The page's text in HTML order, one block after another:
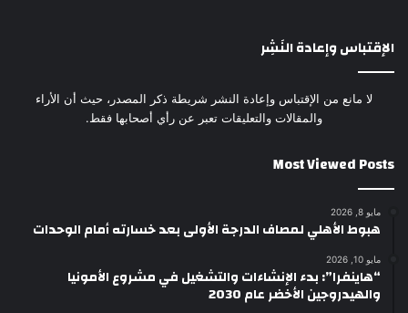
الإقتباس وإعادة النَشِر
لا مانع من الإقتباس وإعادة النشر شريطة ذكر المصدر، حيث أن الأراء
والمقالات والتعليقات تعبر عن رأي أصحابها فقط.
Most Viewed Posts
مايو 8, 2026
هبوط الأهلي لمصاف الدرجة الأولى بعد خسارته أمام الوحدات
مايو 10, 2026
“هاينفرا”: بدء الإنشاءات والتشغيل في مشروع الأمونيا
والهيدروجين الأخضر عام 2030